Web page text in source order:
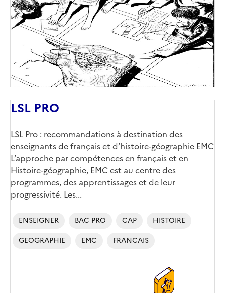
(conseillée)
LSL PRO
Corps
LSL Pro : recommandations à destination des
enseignants de français et d’histoire-géographie EMC
L’approche par compétences en français et en
Histoire-géographie, EMC est au centre des
programmes, des apprentissages et de leur
progressivité. Les...
ENSEIGNER BAC PRO CAP
HISTOIRE
GEOGRAPHIE
EMC FRANCAIS